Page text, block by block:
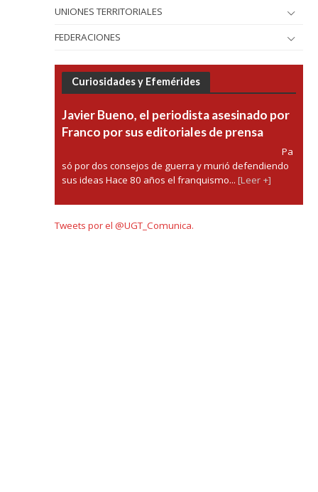
UNIONES TERRITORIALES
FEDERACIONES
Curiosidades y Efemérides
Javier Bueno, el periodista asesinado por
Franco por sus editoriales de prensa
Pa
só por dos consejos de guerra y murió defendiendo
sus ideas Hace 80 años el franquismo... [Leer +]
Tweets por el @UGT_Comunica.